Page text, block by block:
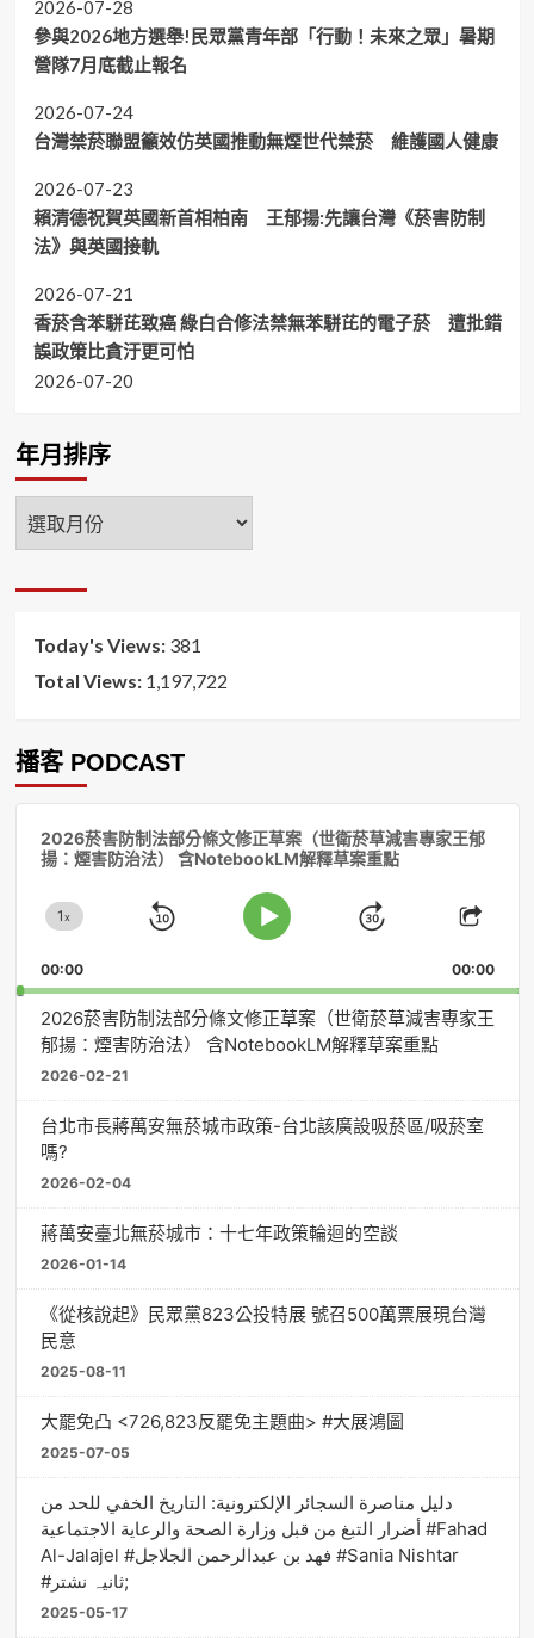
2026-07-28
參與2026地方選舉!民眾黨青年部「行動！未來之眾」暑期
營隊7月底截止報名
2026-07-24
台灣禁菸聯盟籲效仿英國推動無煙世代禁菸 維護國人健康
2026-07-23
賴清德祝賀英國新首相柏南 王郁揚:先讓台灣《菸害防制
法》與英國接軌
2026-07-21
香菸含苯駢芘致癌 綠白合修法禁無苯駢芘的電子菸 遭批錯
誤政策比貪汙更可怕
2026-07-20
年月排序
年
月
序
Today's Views: 381
Total Views: 1,197,722
播客 PODCAST
2026菸害防制法部分條文修正草案（世衛菸草減害專家王郁
揚：煙害防治法） 含NotebookLM解釋草案重點
Change
Rate
1x
Skip
Play
Jump
Forward
Share
00:00 00:00
2026菸害防制法部分條文修正草案（世衛菸草減害專家王
郁揚：煙害防治法） 含NotebookLM解釋草案重點
2026-02-21
台北市長蔣萬安無菸城市政策-台北該廣設吸菸區/吸菸室
嗎?
2026-02-04
蔣萬安臺北無菸城市：十七年政策輪迴的空談
2026-01-14
《從核說起》民眾黨823公投特展 號召500萬票展現台灣
民意
2025-08-11
大罷免凸 <726,823反罷免主題曲> #大展鴻圖
2025-07-05
دليل مناصرة السجائر الإلكترونية: التاريخ الخفي للحد من
أضرار التبغ من قبل وزارة الصحة والرعاية الاجتماعية #Fahad
Al-Jalajel #فهد بن عبدالرحمن الجلاجل #Sania Nishtar
#ثانیہ نشتر;
2025-05-17